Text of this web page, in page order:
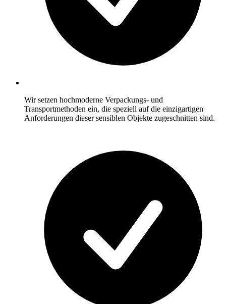
Wir setzen hochmoderne Verpackungs- und
Transportmethoden ein, die speziell auf die einzigartigen
Anforderungen dieser sensiblen Objekte zugeschnitten sind.